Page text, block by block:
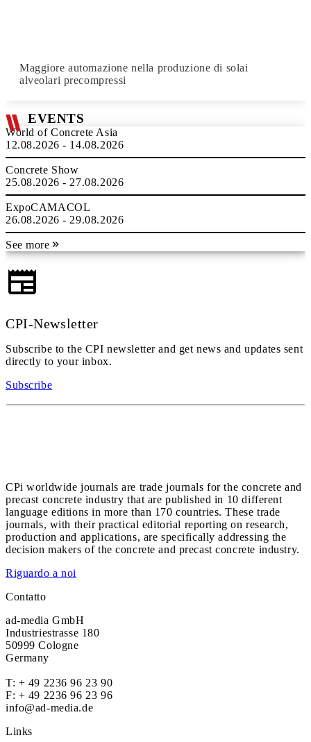
Maggiore automazione nella produzione di solai
alveolari precompressi
EVENTS
World of Concrete Asia
12.08.2026 - 14.08.2026
Concrete Show
25.08.2026 - 27.08.2026
ExpoCAMACOL
26.08.2026 - 29.08.2026
See more
CPI-Newsletter
Subscribe to the CPI newsletter and get news and updates sent
directly to your inbox.
Subscribe
CPi worldwide journals are trade journals for the concrete and
precast concrete industry that are published in 10 different
language editions in more than 170 countries. These trade
journals, with their practical editorial reporting on research,
production and applications, are specifically addressing the
decision makers of the concrete and precast concrete industry.
Riguardo a noi
Contatto
ad-media GmbH
Industriestrasse 180
50999 Cologne
Germany
T: + 49 2236 96 23 90
F: + 49 2236 96 23 96
info@ad-media.de
Links